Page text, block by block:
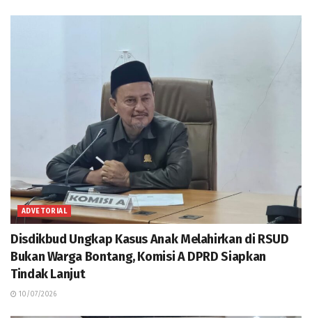
ADVETORIAL
Disdikbud Ungkap Kasus Anak Melahirkan di RSUD
Bukan Warga Bontang, Komisi A DPRD Siapkan
Tindak Lanjut
10/07/2026